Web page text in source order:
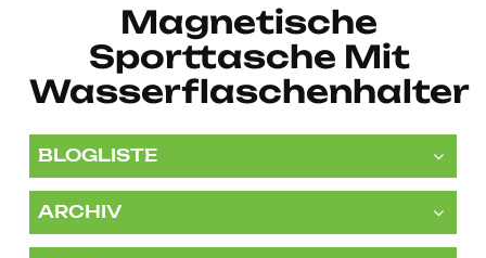
Magnetische
Sporttasche Mit
Wasserflaschenhalter
BLOGLISTE
ARCHIV